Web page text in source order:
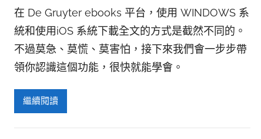
在 De Gruyter ebooks 平台，使用 WINDOWS 系
統和使用iOS 系統下載全文的方式是截然不同的。
不過莫急、莫慌、莫害怕，接下來我們會一步步帶
領你認識這個功能，很快就能學會 。
繼續閱讀